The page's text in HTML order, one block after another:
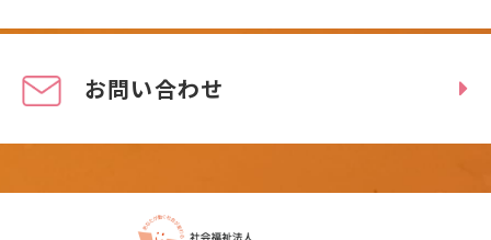
お問い合わせ